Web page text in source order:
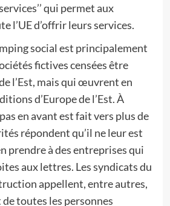
qui permet aux
l’UE d’offrir leurs services.
social est principalement
fictives censées être
l’Est, mais qui œuvrent en
d’Europe de l’Est. À
en avant est fait vers plus de
répondent qu’il ne leur est
prendre à des entreprises qui
aux lettres. Les syndicats du
appellent, entre autres,
toutes les personnes